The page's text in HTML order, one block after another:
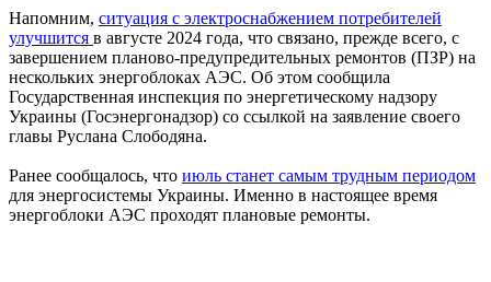
Напомним, ситуация с электроснабжением потребителей
улучшится в августе 2024 года, что связано, прежде всего, с
завершением планово-предупредительных ремонтов (ПЗР) на
нескольких энергоблоках АЭС. Об этом сообщила
Государственная инспекция по энергетическому надзору
Украины (Госэнергонадзор) со ссылкой на заявление своего
главы Руслана Слободяна.
Ранее сообщалось, что июль станет самым трудным периодом
для энергосистемы Украины. Именно в настоящее время
энергоблоки АЭС проходят плановые ремонты.